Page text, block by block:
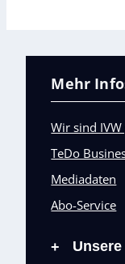
Mehr
Wir sind
TeDo
Mediadaten
Abo-Service
+